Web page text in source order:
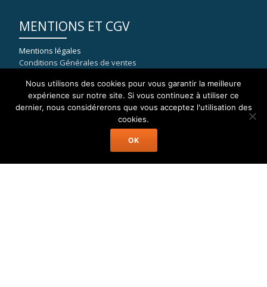
MENTIONS ET CGV
Mentions légales
Conditions Générales de ventes
83400 HYERES
Nous utilisons des cookies pour vous garantir la meilleure
expérience sur notre site. Si vous continuez à utiliser ce
dernier, nous considérerons que vous acceptez l'utilisation des
cookies.
OK